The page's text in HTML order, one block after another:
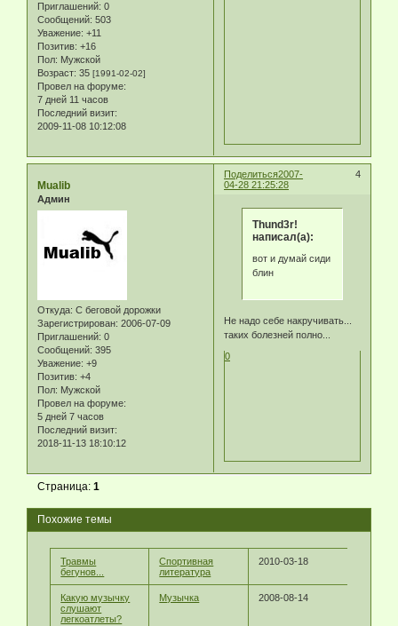
Приглашений: 0
Сообщений: 503
Уважение: +11
Позитив: +16
Пол: Мужской
Возраст: 35 [1991-02-02]
Провел на форуме:
7 дней 11 часов
Последний визит:
2009-11-08 10:12:08
Поделиться 4
2007-
04-28 21:25:28
Mualib
Админ
Откуда: С беговой дорожки
Зарегистрирован: 2006-07-09
Приглашений: 0
Сообщений: 395
Уважение: +9
Позитив: +4
Пол: Мужской
Провел на форуме:
5 дней 7 часов
Последний визит:
2018-11-13 18:10:12
Thund3r!
написал(а):
вот и думай сиди
блин
Не надо себе накручивать...
таких болезней полно...
0
Страница:1
Похожие темы
Травмы
бегунов...
Спортивная
литература
2010-03-18
Какую музычку
слушают
легкоатлеты?
Музычка 2008-08-14